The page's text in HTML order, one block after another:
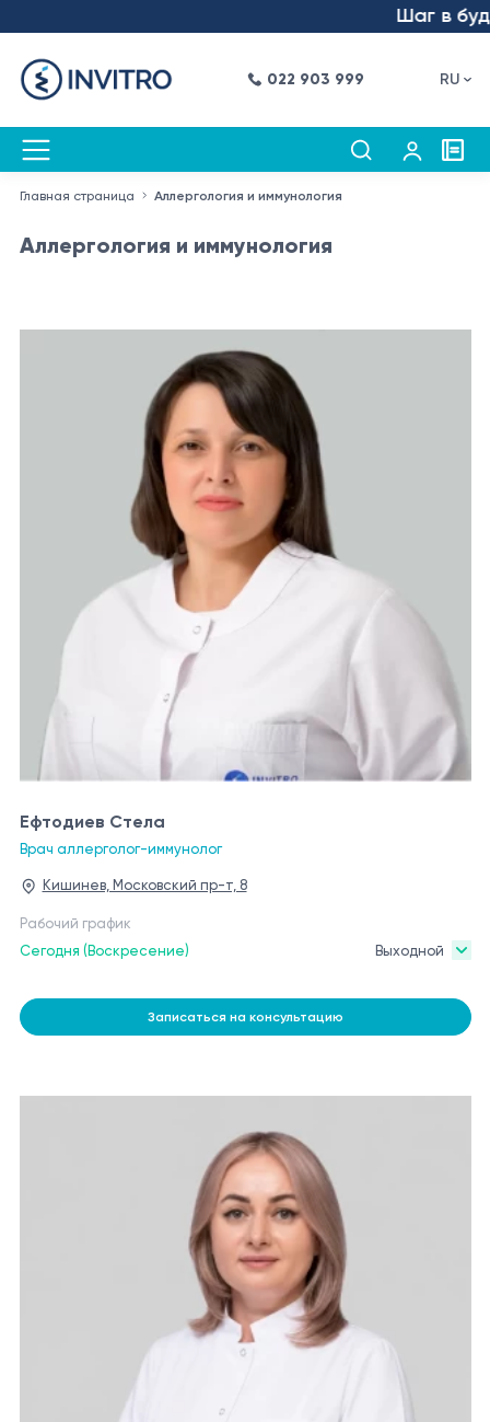
Шаг в
022 903 999 RU
Главная страница Аллергология и иммунология
Аллергология и иммунология
Ефтодиев Стела
Врач аллерголог-иммунолог
Кишинев, Московский пр-т, 8
Рабочий график
Сегодня (Воскресение)
Выходной
Записаться на консультацию